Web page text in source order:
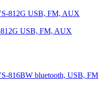
USB, FM, AUX